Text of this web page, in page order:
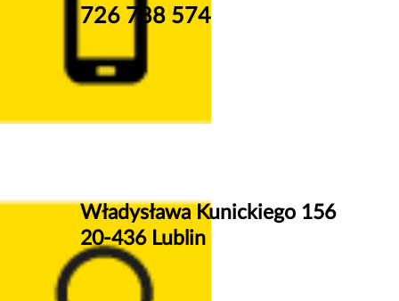
726 788 574
Władysława Kunickiego 156
20-436 Lublin